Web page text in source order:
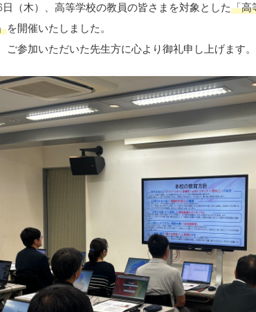
（木）、高等学校の教員の皆さまを対象とした「高
を開催いたしました。
ご参加いただいた先生方に心より御礼申し上げます。